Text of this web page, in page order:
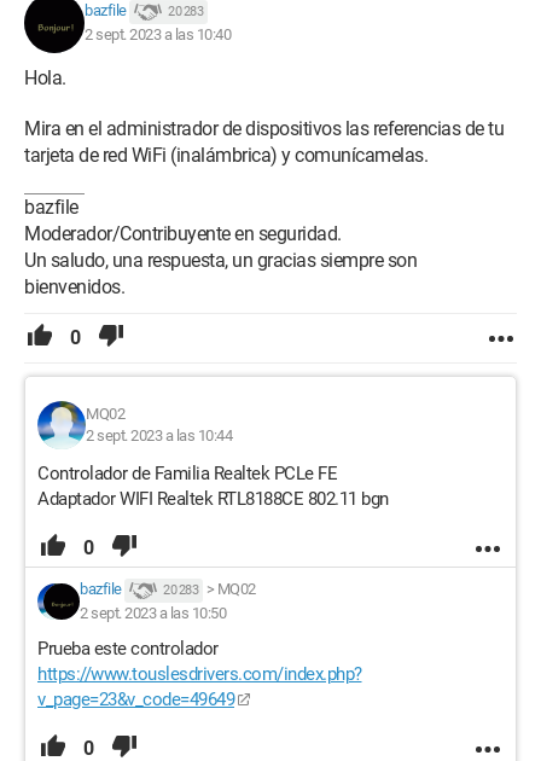
bazfile 20 283
2 sept. 2023 a las 10:40
Hola.
Mira en el administrador de dispositivos las referencias de tu
tarjeta de red WiFi (inalámbrica) y comunícamelas.
bazfile
Moderador/Contribuyente en seguridad.
Un saludo, una respuesta, un gracias siempre son
bienvenidos.
0
MQ02
2 sept. 2023 a las 10:44
Controlador de Familia Realtek PCLe FE
Adaptador WIFI Realtek RTL8188CE 802.11 bgn
0
bazfile 20 283 > MQ02
2 sept. 2023 a las 10:50
Prueba este controlador
https://www.touslesdrivers.com/index.php?
v_page=23&v_code=49649
0